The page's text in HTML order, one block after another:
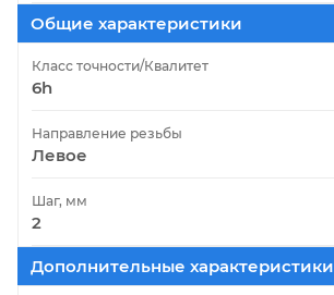
Общие характеристики
Класс точности/Квалитет
6h
Направление резьбы
Левое
Шаг, мм
2
Дополнительные характеристики